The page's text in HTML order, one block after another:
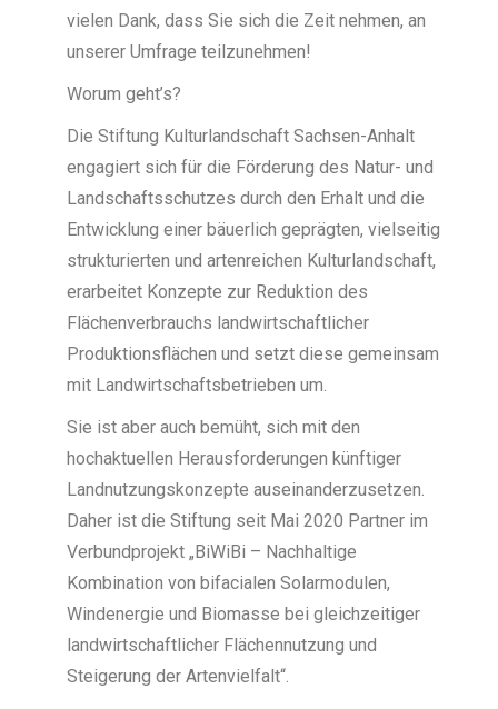
vielen Dank, dass Sie sich die Zeit nehmen, an
unserer Umfrage teilzunehmen!
Worum geht’s?
Die Stiftung Kulturlandschaft Sachsen-Anhalt
engagiert sich für die Förderung des Natur- und
Landschaftsschutzes durch den Erhalt und die
Entwicklung einer bäuerlich geprägten, vielseitig
strukturierten und artenreichen Kulturlandschaft,
erarbeitet Konzepte zur Reduktion des
Flächenverbrauchs landwirtschaftlicher
Produktionsflächen und setzt diese gemeinsam
mit Landwirtschaftsbetrieben um.
Sie ist aber auch bemüht, sich mit den
hochaktuellen Herausforderungen künftiger
Landnutzungskonzepte auseinanderzusetzen.
Daher ist die Stiftung seit Mai 2020 Partner im
Verbundprojekt „BiWiBi – Nachhaltige
Kombination von bifacialen Solarmodulen,
Windenergie und Biomasse bei gleichzeitiger
landwirtschaftlicher Flächennutzung und
Steigerung der Artenvielfalt“.